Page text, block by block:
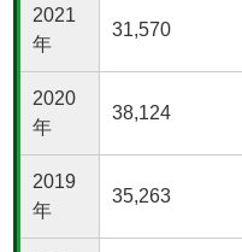
2021
年
31,570
2020
年
38,124
2019
年
35,263